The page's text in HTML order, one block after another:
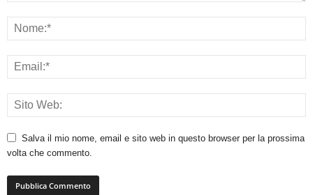
Salva il mio nome, email e sito web in questo browser per la prossima
volta che commento.